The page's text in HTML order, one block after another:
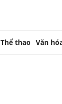
Thể thao Văn